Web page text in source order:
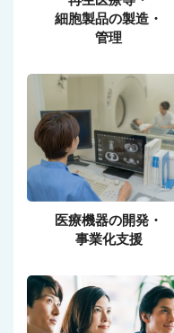
細胞製品の製造・
管理
医療機器の開発・
事業化支援